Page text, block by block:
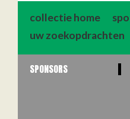
collectie home
uw zoekopdrachten
SPONSORS